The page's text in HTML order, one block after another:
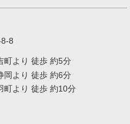
8
町より 徒歩 約5分
岡より 徒歩 約6分
町より 徒歩 約10分